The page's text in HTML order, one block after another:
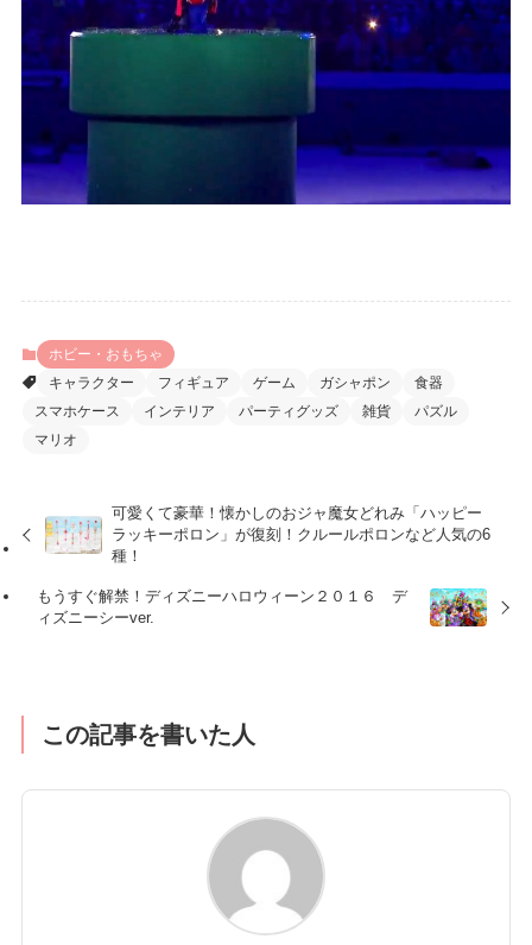
ホビー・おもちゃ
キャラクター
フィギュア ゲーム ガシャポン
食器
スマホケース
インテリア パーティグッズ 雑貨
パズル
マリオ
可愛くて豪華！懐かしのおジャ魔女どれみ「ハッピー
ラッキーポロン」が復刻！クルールポロンなど人気の6
種！
もうすぐ解禁！ディズニーハロウィーン２０１６ デ
ィズニーシーver.
この記事を書いた人